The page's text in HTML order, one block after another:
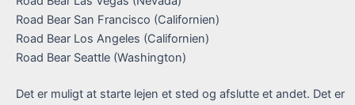
Road Bear San Francisco (Californien)
Road Bear Los Angeles (Californien)
Road Bear Seattle (Washington)
Det er muligt at starte lejen et sted og afslutte et andet. Det er